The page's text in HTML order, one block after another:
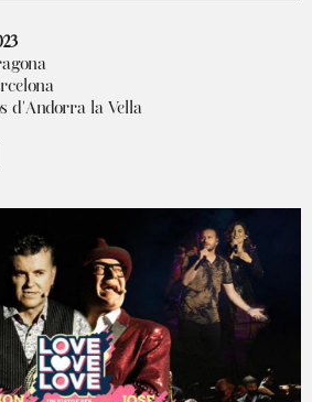
d'Andorra la Vella